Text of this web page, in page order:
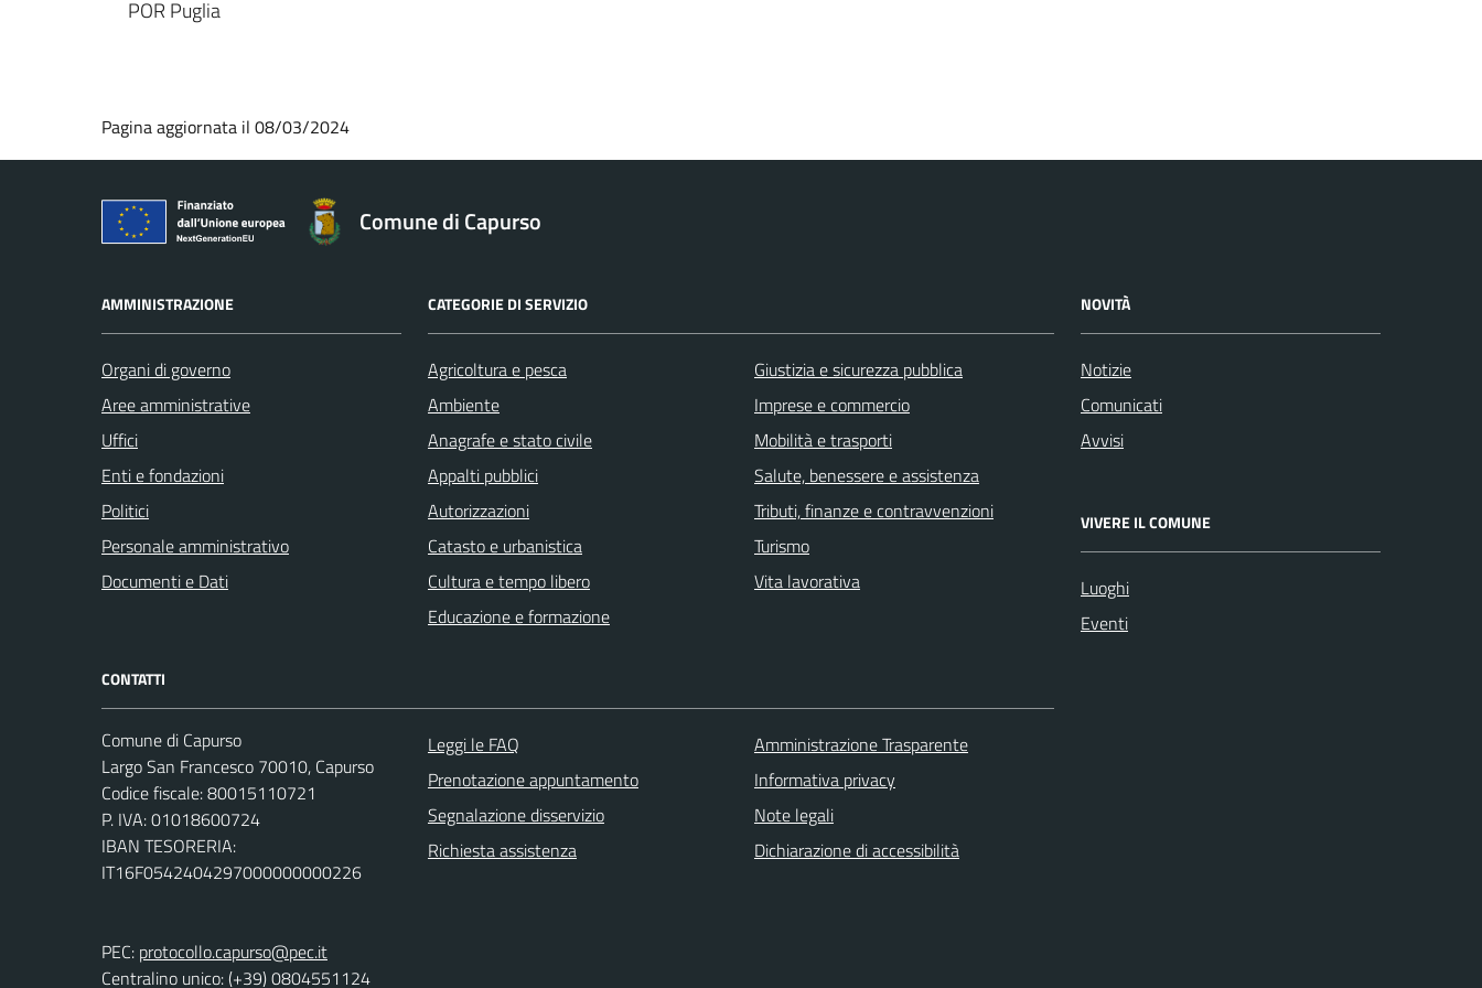
POR Puglia
Pagina aggiornata il 08/03/2024
Comune di Capurso
AMMINISTRAZIONE
Organi di governo
Aree amministrative
Uffici
Enti e fondazioni
Politici
Personale amministrativo
Documenti e Dati
CATEGORIE DI SERVIZIO
Agricoltura e pesca
Ambiente
Anagrafe e stato civile
Appalti pubblici
Autorizzazioni
Catasto e urbanistica
Cultura e tempo libero
Educazione e formazione
Giustizia e sicurezza pubblica
Imprese e commercio
Mobilità e trasporti
Salute, benessere e assistenza
Tributi, finanze e contravvenzioni
Turismo
Vita lavorativa
NOVITÀ
Notizie
Comunicati
Avvisi
VIVERE IL COMUNE
Luoghi
Eventi
CONTATTI
Comune di Capurso
Largo San Francesco 70010, Capurso
Codice fiscale: 80015110721
P. IVA: 01018600724
IBAN TESORERIA:
IT16F0542404297000000000226
PEC: protocollo.capurso@pec.it
Centralino unico: (+39) 0804551124
Leggi le FAQ
Prenotazione appuntamento
Segnalazione disservizio
Richiesta assistenza
Amministrazione Trasparente
Informativa privacy
Note legali
Dichiarazione di accessibilità